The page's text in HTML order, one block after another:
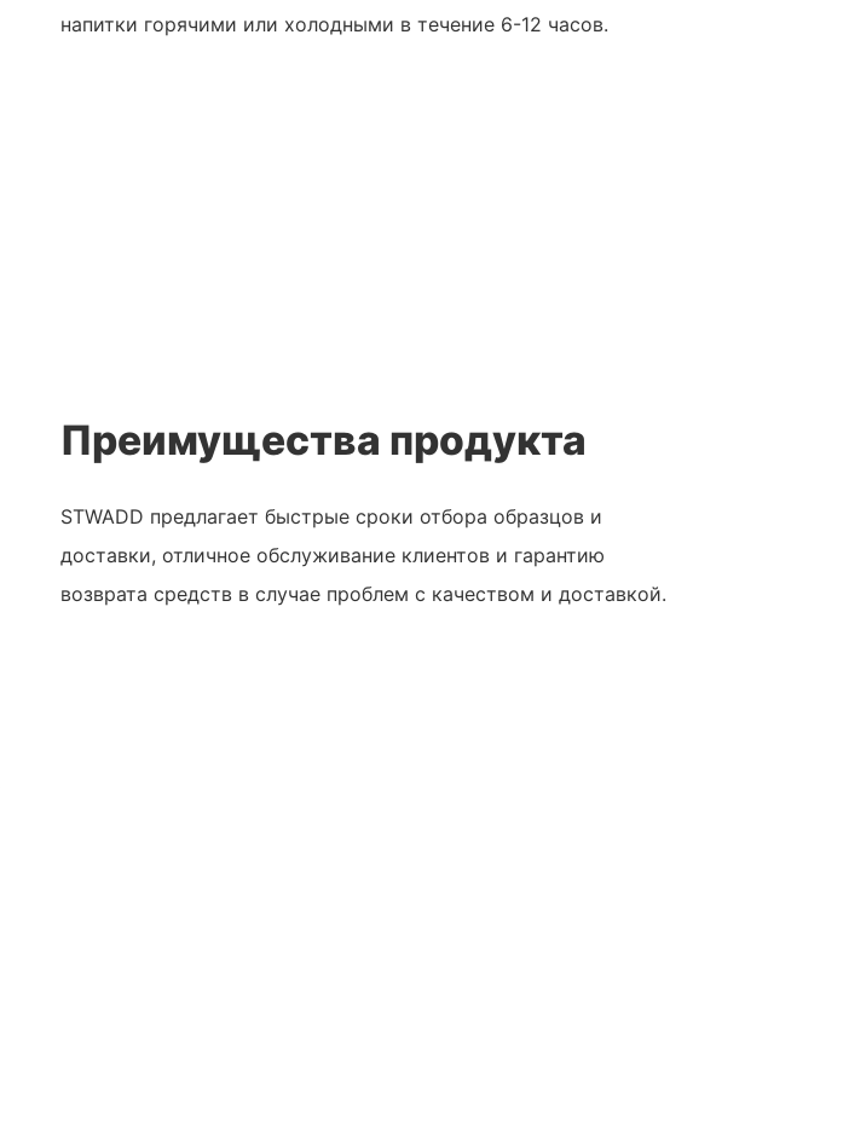
напитки горячими или холодными в течение 6-12 часов.
Преимущества продукта
STWADD предлагает быстрые сроки отбора образцов и
доставки, отличное обслуживание клиентов и гарантию
возврата средств в случае проблем с качеством и доставкой.